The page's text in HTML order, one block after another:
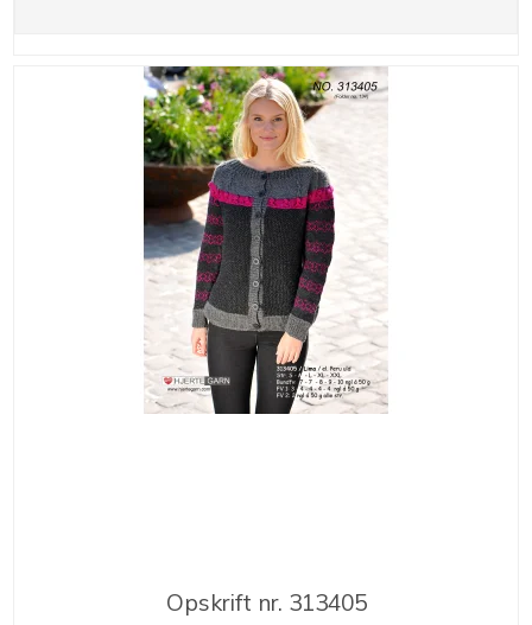
Opskrift nr. 313405